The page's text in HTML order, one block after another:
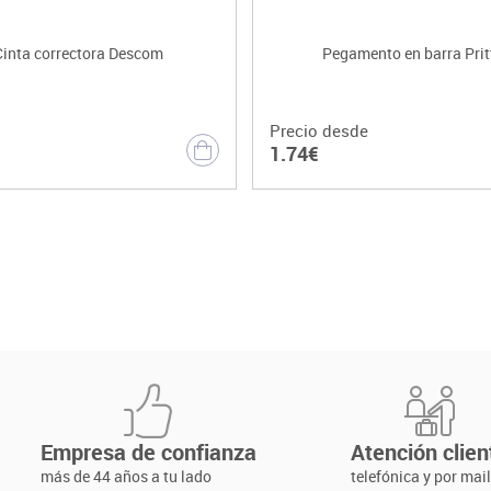
correctora Descom Pegamento en barra
Precio desde
1.74€
Empresa de confianza
más de 44 años a tu lado
Atención
telefónica y por mail